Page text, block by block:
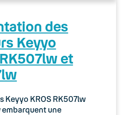
des
Keyyo
et
Keyyo KROS RK507lw
embarquent une